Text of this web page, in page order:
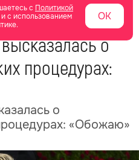
с Политикой
и с использованием
ОК
новости
о
процедурах:
о
«Обожаю»